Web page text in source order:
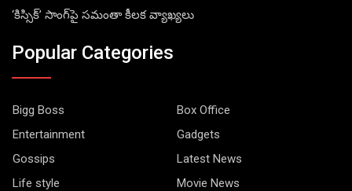
‘కిస్సిక్’ సాంగ్‌పై సమంతా కీలక వ్యాఖ్యలు
Popular Categories
Bigg Boss
Box Office
Entertainment
Gadgets
Gossips
Latest News
Life style
Movie News